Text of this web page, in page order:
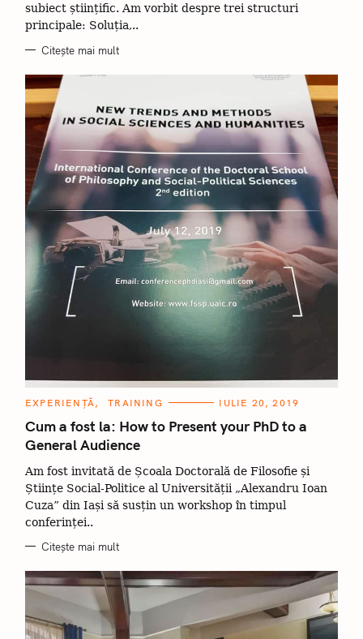
I
subiect științific. Am vorbit despre trei structuri
principale: Soluția,..
Citește mai mult
C
T
E
G
O
R
I
I
EXPERIENȚĂ TRAINING IULIE 20, 2019
Cum a fost la: How to Present your PhD to a
General Audience
Am fost invitată de Școala Doctorală de Filosofie și
Științe Social-Politice al Universității „Alexandru Ioan
Cuza” din Iași să susțin un workshop în timpul
conferinței..
Citește mai mult